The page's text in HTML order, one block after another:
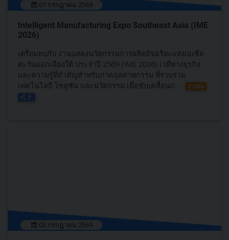
07 กรกฎาคม 2569
Intelligent Manufacturing Expo Southeast Asia (IME
2026)
เตรียมพบกับ งานแสดงนวัตกรรมการผลิตอัจฉริยะแห่งเอเชีย
ตะวันออกเฉียงใต้ ประจำปี 2569 (IME 2026) เวทีทางธุรกิจ
และความรู้ที่สำคัญสำหรับภาคอุตสาหกรรม ที่รวบรวม
เทคโนโลยี โซลูชัน และนวัตกรรม เพื่อขับเคลื่อนก...
อ่านต่อ
03 กรกฎาคม 2569